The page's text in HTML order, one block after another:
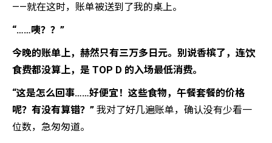
——就在这时，账单被送到了我的桌上。
“……咦？？”
今晚的账单上，赫然只有三万多日元。别说香槟了，连饮
食费都没算上，是 TOP D 的入场最低消费。
“这是怎么回事……好便宜！这些食物，午餐套餐的价格
呢？有没有算错？” 我对了好几遍账单，确认没有少看一
位数，急匆匆道。